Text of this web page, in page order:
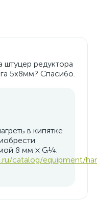
штуцер редуктора
5х8мм? Спасибо.
в кипятке
8 мм × G¼:
catalog/equipment/